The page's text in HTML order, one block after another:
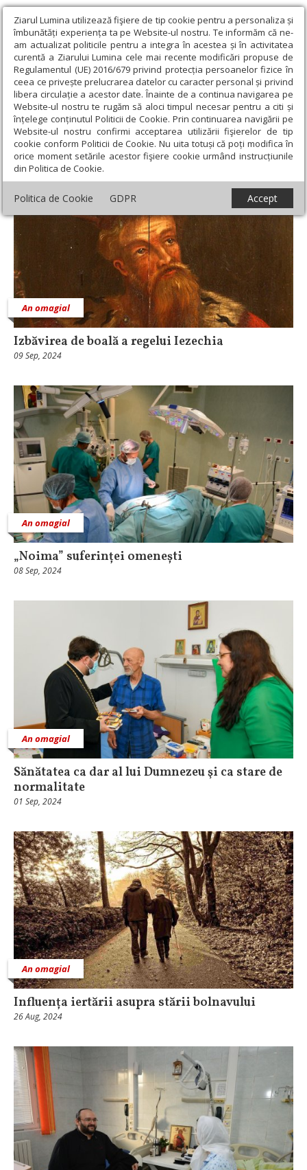
Ziarul Lumina utilizează fişiere de tip cookie pentru a personaliza și
îmbunătăți experiența ta pe Website-ul nostru. Te informăm că ne-
am actualizat politicile pentru a integra în acestea și în activitatea
curentă a Ziarului Lumina cele mai recente modificări propuse de
Regulamentul (UE) 2016/679 privind protecția persoanelor fizice în
ceea ce privește prelucrarea datelor cu caracter personal și privind
libera circulație a acestor date. Înainte de a continua navigarea pe
Website-ul nostru te rugăm să aloci timpul necesar pentru a citi și
înțelege conținutul Politicii de Cookie. Prin continuarea navigării pe
Website-ul nostru confirmi acceptarea utilizării fişierelor de tip
cookie conform Politicii de Cookie. Nu uita totuși că poți modifica în
orice moment setările acestor fişiere cookie urmând instrucțiunile
din Politica de Cookie.
Politica de Cookie GDPR Accept
Ziarul Lumina › Actualitate religioasă › An omagial
An omagial
An omagial
Izbăvirea de boală a regelui Iezechia
09 Sep, 2024
An omagial
„Noima” suferinței omenești
08 Sep, 2024
An omagial
Sănătatea ca dar al lui Dumnezeu şi ca stare de
normalitate
01 Sep, 2024
An omagial
Influența iertării asupra stării bolnavului
26 Aug, 2024